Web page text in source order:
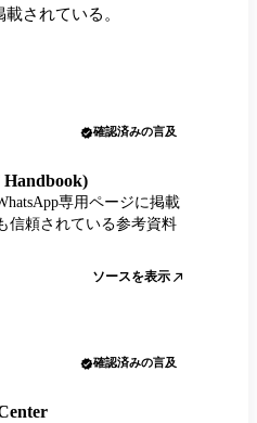
載されている。
確認済みの言及
Handbook)
専用ページに掲載
信頼されている参考資料
ソースを表示
確認済みの言及